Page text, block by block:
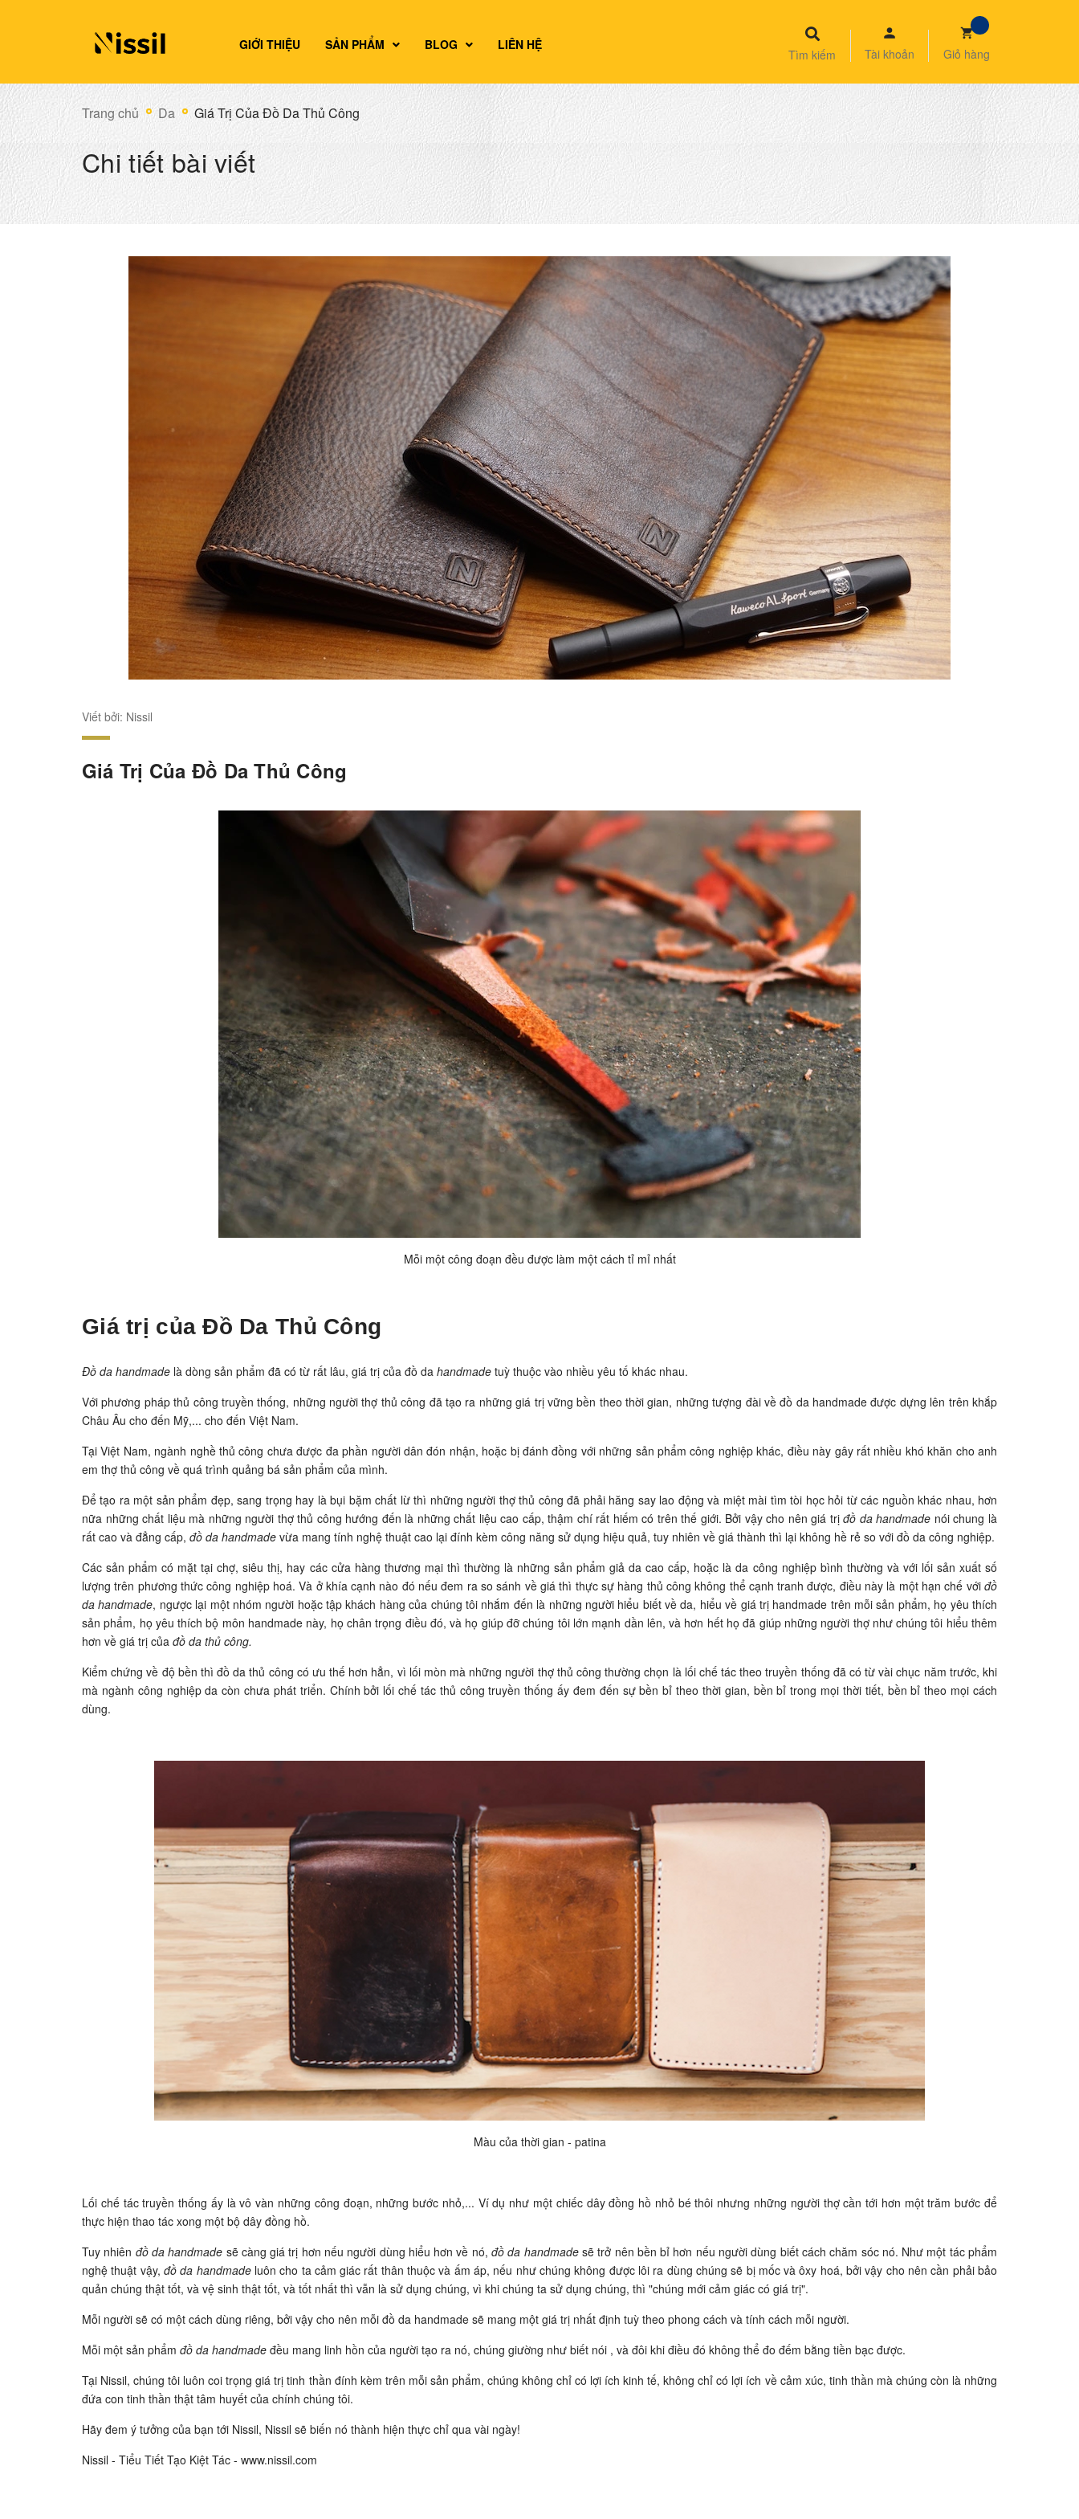
GIỚI THIỆU SẢN PHẨM BLOG LIÊN HỆ
Tìm kiếm Tài khoản Giỏ hàng
Trang chủ Da Giá Trị Của Đồ Da Thủ Công
Chi tiết bài viết
Viết bởi: Nissil
Giá Trị Của Đồ Da Thủ Công
Mỗi một công đoạn đều được làm một cách tỉ mỉ nhất
Giá trị của Đồ Da Thủ Công
Đồ da handmade là dòng sản phẩm đã có từ rất lâu, giá trị của đồ da handmade tuỳ thuộc vào nhiều yêu tố khác nhau.
Với phương pháp thủ công truyền thống, những người thợ thủ công đã tạo ra những giá trị vững bền theo thời gian, những tượng đài về đồ da handmade được dựng lên trên khắp
Châu Âu cho đến Mỹ,... cho đến Việt Nam.
Tại Việt Nam, ngành nghề thủ công chưa được đa phần người dân đón nhận, hoặc bị đánh đồng với những sản phẩm công nghiệp khác, điều này gây rất nhiều khó khăn cho anh
em thợ thủ công về quá trình quảng bá sản phẩm của mình.
Để tạo ra một sản phẩm đẹp, sang trọng hay là bụi bặm chất lừ thì những người thợ thủ công đã phải hăng say lao động và miệt mài tìm tòi học hỏi từ các nguồn khác nhau, hơn
nữa những chất liệu mà những người thợ thủ công hướng đến là những chất liệu cao cấp, thậm chí rất hiếm có trên thế giới. Bởi vậy cho nên giá trịđồ da handmade nói chung là
rất cao và đẳng cấp, đồ da handmade vừa mang tính nghệ thuật cao lại đính kèm công năng sử dụng hiệu quả, tuy nhiên về giá thành thì lại không hề rẻ so với đồ da công nghiệp.
Các sản phẩm có mặt tại chợ, siêu thị, hay các cửa hàng thương mại thì thường là những sản phẩm giả da cao cấp, hoặc là da công nghiệp bình thường và với lối sản xuất số
lượng trên phương thức công nghiệp hoá. Và ở khía cạnh nào đó nếu đem ra so sánh về giá thì thực sự hàng thủ công không thể cạnh tranh được, điều này là một hạn chế với đồ
da handmade, ngược lại một nhóm người hoặc tập khách hàng của chúng tôi nhắm đến là những người hiểu biết về da, hiểu về giá trị handmade trên mỗi sản phẩm, họ yêu thích
sản phẩm, họ yêu thích bộ môn handmade này, họ chân trọng điều đó, và họ giúp đỡ chúng tôi lớn mạnh dần lên, và hơn hết họ đã giúp những người thợ như chúng tôi hiểu thêm
hơn về giá trị của đồ da thủ công.
Kiểm chứng về độ bền thì đồ da thủ công có ưu thế hơn hẳn, vì lối mòn mà những người thợ thủ công thường chọn là lối chế tác theo truyền thống đã có từ vài chục năm trước, khi
mà ngành công nghiệp da còn chưa phát triển. Chính bởi lối chế tác thủ công truyền thống ấy đem đến sự bền bỉ theo thời gian, bền bỉ trong mọi thời tiết, bền bỉ theo mọi cách
dùng.
Màu của thời gian - patina
Lối chế tác truyền thống ấy là vô vàn những công đoạn, những bước nhỏ,... Ví dụ như một chiếc dây đồng hồ nhỏ bé thôi nhưng những người thợ cần tới hơn một trăm bước để
thực hiện thao tác xong một bộ dây đồng hồ.
Tuy nhiên đồ da handmade sẽ càng giá trị hơn nếu người dùng hiểu hơn về nó,đồ da handmadesẽ trở nên bền bỉ hơn nếu người dùng biết cách chăm sóc nó. Như một tác phẩm
nghệ thuật vậy, đồ da handmadeluôn cho ta cảm giác rất thân thuộc và ấm áp, nếu như chúng không được lôi ra dùng chúng sẽ bị mốc và ôxy hoá, bởi vậy cho nên cần phải bảo
quản chúng thật tốt, và vệ sinh thật tốt, và tốt nhất thì vẫn là sử dụng chúng, vì khi chúng ta sử dụng chúng, thì "chúng mới cảm giác có giá trị".
Mỗi người sẽ có một cách dùng riêng, bởi vậy cho nên mỗi đồ da handmade sẽ mang một giá trị nhất định tuỳ theo phong cách và tính cách mỗi người.
Mỗi một sản phẩm đồ da handmade đều mang linh hồn của người tạo ra nó, chúng giường như biết nói , và đôi khi điều đó không thể đo đếm bằng tiền bạc được.
Tại Nissil, chúng tôi luôn coi trọng giá trị tinh thần đính kèm trên mỗi sản phẩm, chúng không chỉ có lợi ích kinh tế, không chỉ có lợi ích về cảm xúc, tinh thần mà chúng còn là những
đứa con tinh thần thật tâm huyết của chính chúng tôi.
Hãy đem ý tưởng của bạn tới Nissil, Nissil sẽ biến nó thành hiện thực chỉ qua vài ngày!
Nissil - Tiểu Tiết Tạo Kiệt Tác - www.nissil.com